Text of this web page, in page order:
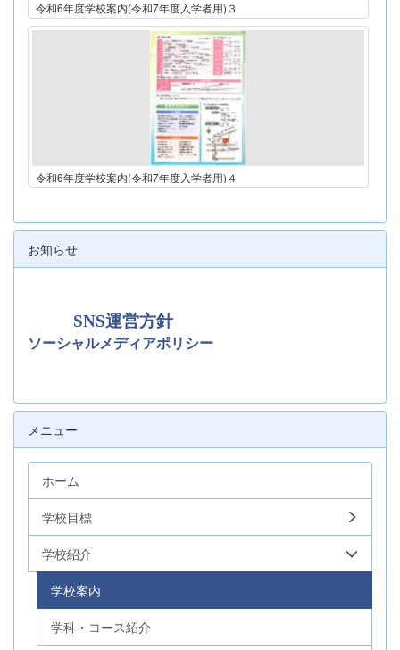
令和6年度学校案内(令和7年度入学者用)３
令和6年度学校案内(令和7年度入学者用)４
お知らせ
SNS運営方針
ソーシャルメディアポリシー
メニュー
ホーム
学校目標
学校紹介
学校案内
学科・コース紹介